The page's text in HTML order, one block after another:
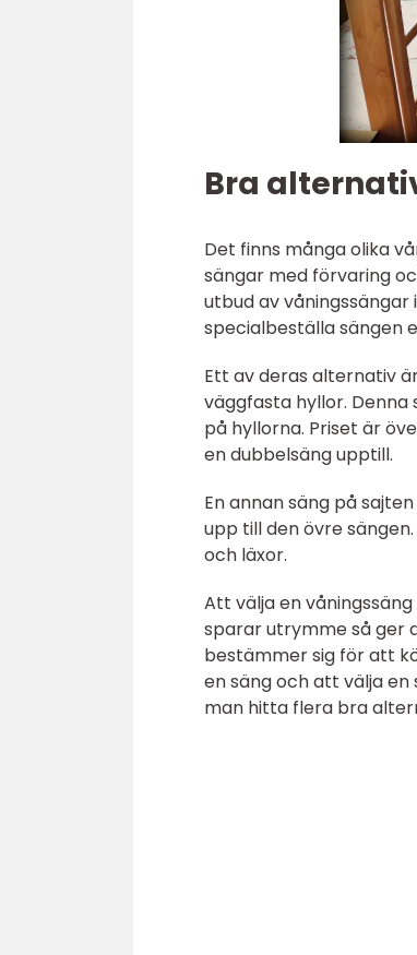
Bra
Det finns många olika
sängar med förvaring
utbud av
specialbeställa sängen
Ett av deras alternativ
väggfasta hyllor.
på hyllorna. Priset är
en dubbelsäng upptill.
En annan säng på
upp till den övre
och läxor.
Att välja en
sparar utrymme så ger
bestämmer sig för att
en säng och att välja
man hitta flera bra